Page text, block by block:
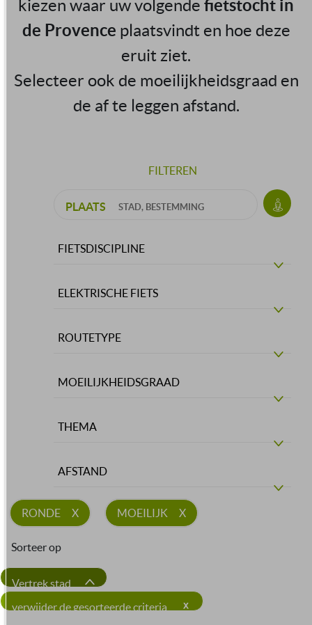
kiezen waar uw volgende fietstocht in
de Provence plaatsvindt en hoe deze
eruit ziet.
Selecteer ook de moeilijkheidsgraad en
de af te leggen afstand.
FILTEREN
PLAATS
FIETSDISCIPLINE
ELEKTRISCHE FIETS
ROUTETYPE
MOEILIJKHEIDSGRAAD
THEMA
AFSTAND
RONDE MOEILIJK
Sorteer op
Vertrek stad
verwijder de gesorteerde criteria